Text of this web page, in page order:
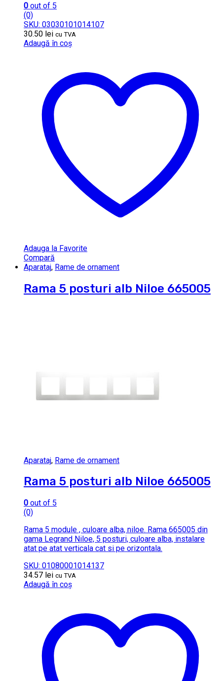
0 out of 5
(0)
SKU: 03030101014107
30.50 lei cu TVA
Adaugă în coș
Adauga la Favorite
Compară
Aparataj, Rame de ornament
Rama 5 posturi alb Niloe 665005
Aparataj, Rame de ornament
Rama 5 posturi alb Niloe 665005
0 out of 5
(0)
Rama 5 module , culoare alba, niloe. Rama 665005 din
gama Legrand Niloe, 5 posturi, culoare alba, instalare
atat pe atat verticala cat si pe orizontala.
SKU: 01080001014137
34.57 lei cu TVA
Adaugă în coș